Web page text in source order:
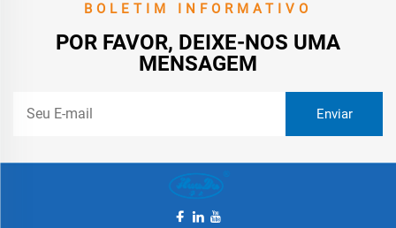
BOLETIM INFORMATIVO
POR FAVOR, DEIXE-NOS UMA
MENSAGEM